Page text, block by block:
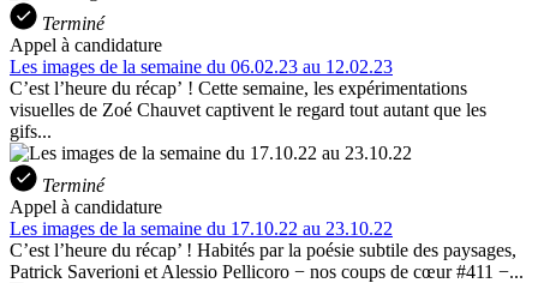
Terminé
Appel à candidature
Les images de la semaine du 06.02.23 au 12.02.23
C’est l’heure du récap’ ! Cette semaine, les expérimentations
visuelles de Zoé Chauvet captivent le regard tout autant que les
gifs...
Terminé
Appel à candidature
Les images de la semaine du 17.10.22 au 23.10.22
C’est l’heure du récap’ ! Habités par la poésie subtile des paysages,
Patrick Saverioni et Alessio Pellicoro − nos coups de cœur #411 −...